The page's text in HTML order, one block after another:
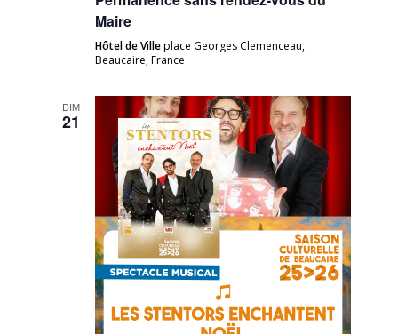
Maire
Hôtel de Villeplace Georges Clemenceau,
Beaucaire, France
DIM
21